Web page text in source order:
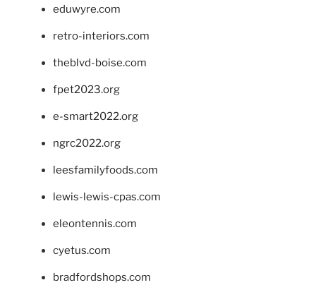
eduwyre.com
retro-interiors.com
theblvd-boise.com
fpet2023.org
e-smart2022.org
ngrc2022.org
leesfamilyfoods.com
lewis-lewis-cpas.com
eleontennis.com
cyetus.com
bradfordshops.com